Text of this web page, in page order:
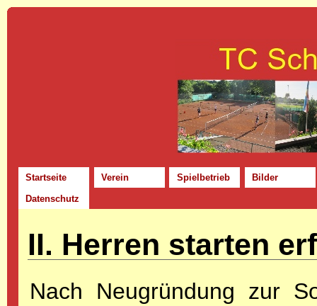
Startseite Verein Spielbetrieb
Bilder
Datenschutz
II. Herren starten
Nach Neugründung zur